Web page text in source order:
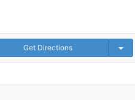
Get Directions